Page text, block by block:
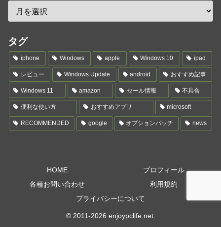
タグ
iphone Windows apple Windows 10 ipad
レビュー Windows Update android おすすめ記事
Windows 11 amazon セール情報 不具合
便利な使い方 おすすめアプリ microsoft
RECOMMENDED google オプションパッチ news
HOME
プロフィール
各種お問い合わせ
利用規約
プライバシーについて
© 2011-2026 enjoypclife.net.